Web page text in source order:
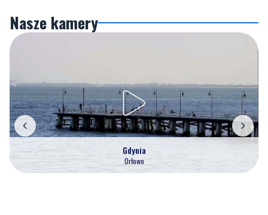
Nasze kamery
Gdynia
Orłowo